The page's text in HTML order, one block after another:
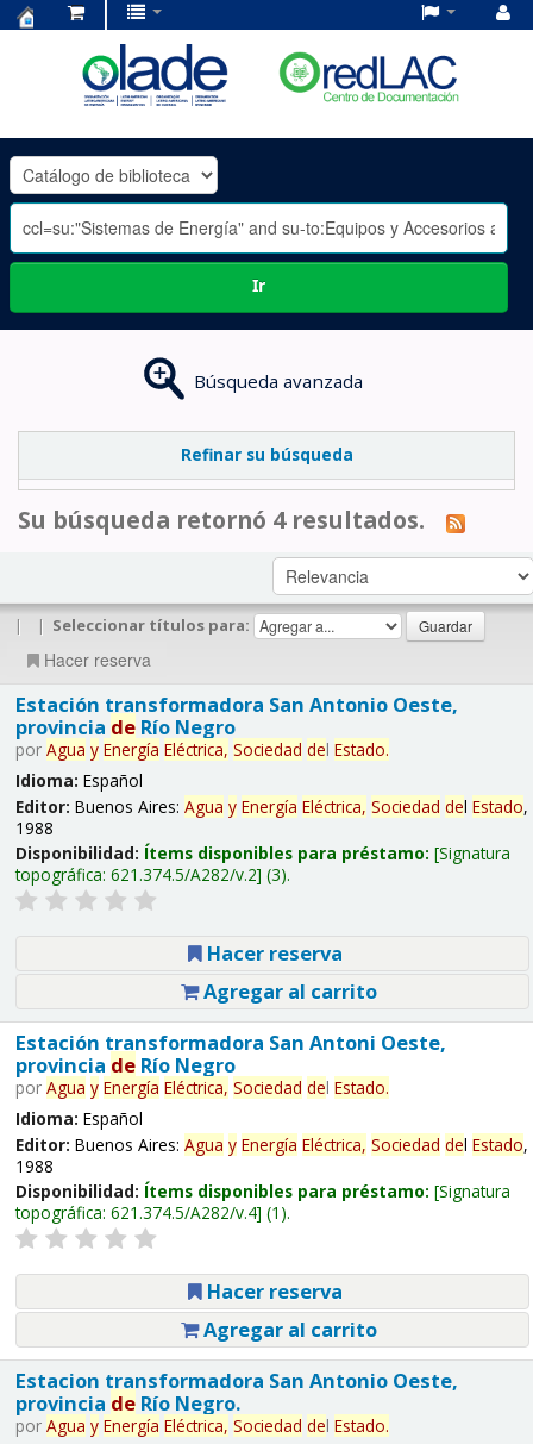
OLADE
-
Ir
Búsqueda avanzada
Refinar su búsqueda
Su búsqueda retornó 4 resultados.
| | Seleccionar títulos para:
Hacer reserva
Estación transformadora San Antonio Oeste,
provincia deRío Negro
por Agua y Energía Eléctrica, Sociedad del Estado.
Idioma: Español
Editor: Buenos Aires: Agua y Energía Eléctrica, Sociedad del Estado,
1988
Disponibilidad: Ítems disponibles para préstamo: Signatura
topográfica: 621.374.5/A282/v.2 (3).
Hacer reserva
Agregar al carrito
Estación transformadora San Antoni Oeste,
provincia deRío Negro
por Agua y Energía Eléctrica, Sociedad del Estado.
Idioma: Español
Editor: Buenos Aires: Agua y Energía Eléctrica, Sociedad del Estado,
1988
Disponibilidad: Ítems disponibles para préstamo: Signatura
topográfica: 621.374.5/A282/v.4 (1).
Hacer reserva
Agregar al carrito
Estacion transformadora San Antonio Oeste,
provincia deRío Negro.
por Agua y Energía Eléctrica, Sociedad del Estado.